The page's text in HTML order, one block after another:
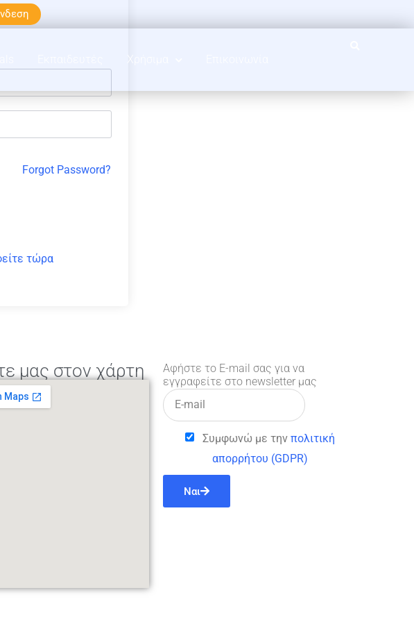
Χρήσιμα
Forgot Password?
τώρα
μας στον χάρτη
Αφήστε το E-mail σας για να
εγγραφείτε στο newsletter μας
Συμφωνώ με την πολιτική
απορρήτου (GDPR)
Ναι